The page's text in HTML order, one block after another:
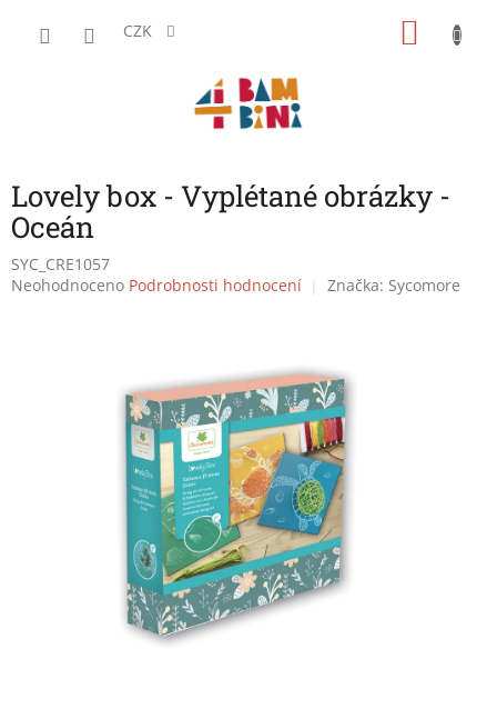
CZK
Lovely box - Vyplétané obrázky -
Oceán
SYC_CRE1057
Průměrné
Neohodnoceno Podrobnosti hodnocení Značka: Sycomore